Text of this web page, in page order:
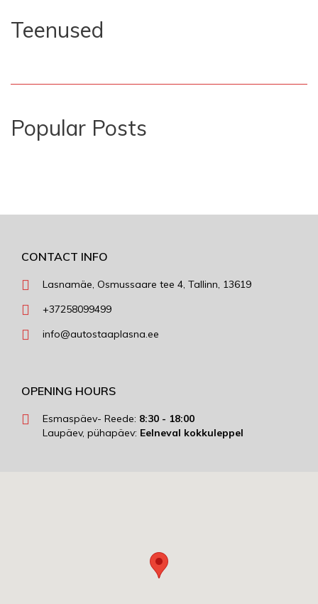
Teenused
Popular Posts
CONTACT INFO
Lasnamäe, Osmussaare tee 4, Tallinn, 13619
+37258099499
info@autostaaplasna.ee
OPENING HOURS
Esmaspäev- Reede: 8:30 - 18:00
Laupäev, pühapäev: Eelneval kokkuleppel